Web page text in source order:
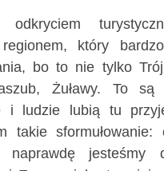
odkryciem
regionem, który
bo to nie tylko
Żuławy. To są
i ludzie lubią tu
takie
jesteśmy